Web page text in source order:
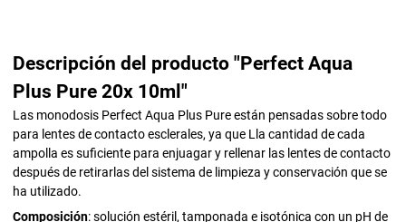
Descripción del producto "Perfect Aqua
Plus Pure 20x 10ml"
Las monodosis Perfect Aqua Plus Pure están pensadas sobre todo
para lentes de contacto esclerales, ya que Lla cantidad de cada
ampolla es suficiente para enjuagar y rellenar las lentes de contacto
después de retirarlas del sistema de limpieza y conservación que se
ha utilizado.
Composición: solución estéril, tamponada e isotónica con un pH de